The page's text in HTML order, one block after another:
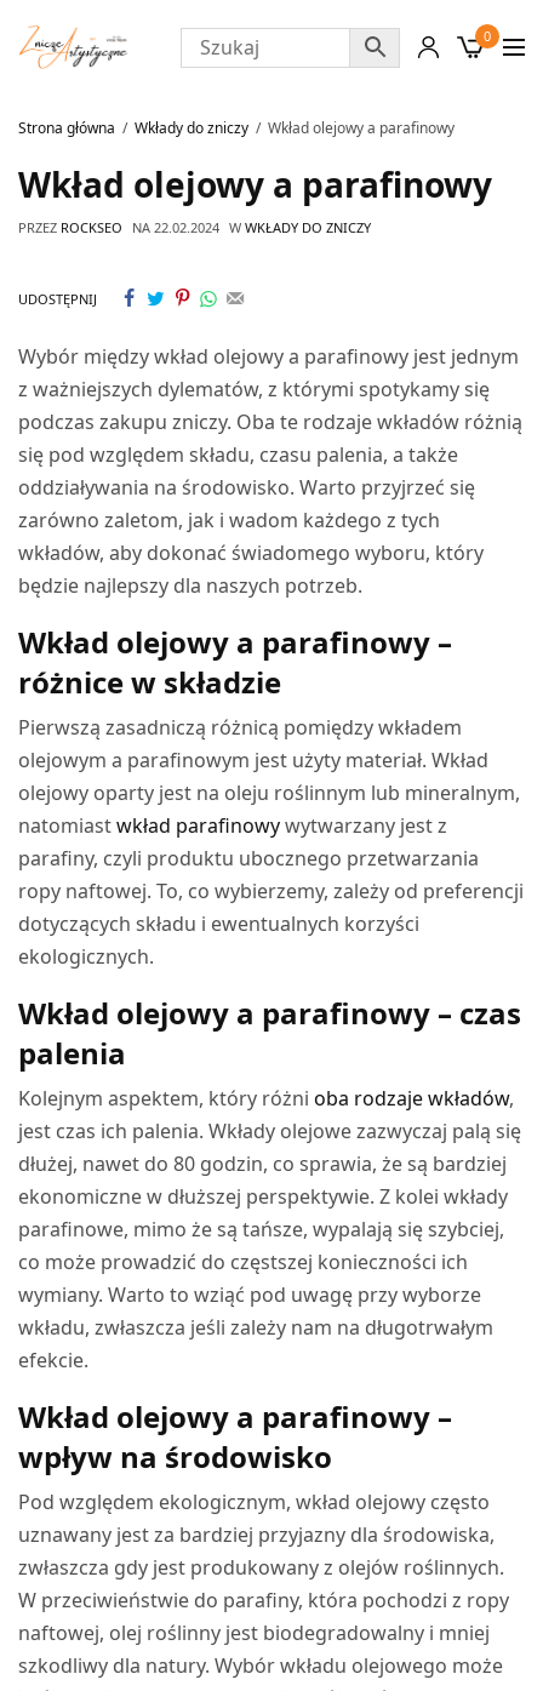
0
Strona główna Wkłady do zniczy Wkład olejowy a parafinowy
Wkład olejowy a parafinowy
PRZEZ ROCKSEO NA 22.02.2024 W WKŁADY DO ZNICZY
UDOSTĘPNIJ
Wybór między wkład olejowy a parafinowy jest jednym
z ważniejszych dylematów, z którymi spotykamy się
podczas zakupu zniczy. Oba te rodzaje wkładów różnią
się pod względem składu, czasu palenia, a także
oddziaływania na środowisko. Warto przyjrzeć się
zarówno zaletom, jak i wadom każdego z tych
wkładów, aby dokonać świadomego wyboru, który
będzie najlepszy dla naszych potrzeb.
Wkład olejowy a parafinowy –
różnice w składzie
Pierwszą zasadniczą różnicą pomiędzy wkładem
olejowym a parafinowym jest użyty materiał. Wkład
olejowy oparty jest na oleju roślinnym lub mineralnym,
natomiastwkład parafinowywytwarzany jest z
parafiny, czyli produktu ubocznego przetwarzania
ropy naftowej. To, co wybierzemy, zależy od preferencji
dotyczących składu i ewentualnych korzyści
ekologicznych.
Wkład olejowy a parafinowy – czas
palenia
Kolejnym aspektem, który różnioba rodzaje wkładów,
jest czas ich palenia. Wkłady olejowe zazwyczaj palą się
dłużej, nawet do 80 godzin, co sprawia, że są bardziej
ekonomiczne w dłuższej perspektywie. Z kolei wkłady
parafinowe, mimo że są tańsze, wypalają się szybciej,
co może prowadzić do częstszej konieczności ich
wymiany. Warto to wziąć pod uwagę przy wyborze
wkładu, zwłaszcza jeśli zależy nam na długotrwałym
efekcie.
Wkład olejowy a parafinowy –
wpływ na środowisko
Pod względem ekologicznym, wkład olejowy często
uznawany jest za bardziej przyjazny dla środowiska,
zwłaszcza gdy jest produkowany z olejów roślinnych.
W przeciwieństwie do parafiny, która pochodzi z ropy
naftowej, olej roślinny jest biodegradowalny i mniej
szkodliwy dla natury. Wybór wkładu olejowego może